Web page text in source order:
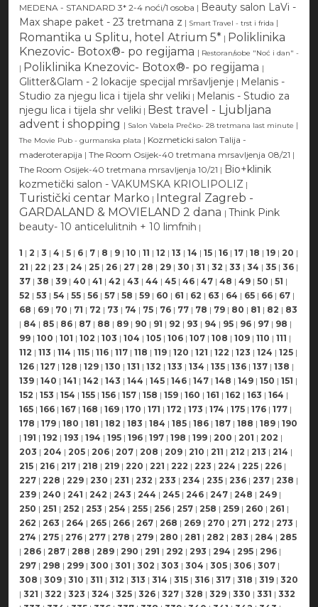
MEDENA - STANDARD 3* 2-4 noći/1 osoba | Beauty salon LaVi -
Max shape paket - 23 tretmana z | Smart Travel - trst i frida |
Romantika u Splitu, hotel Atrium 5* | Poliklinika
Knezovic- Botox®- po regijama | Restoran/sobe "Noć i dan" -
| Poliklinika Knezovic- Botox®- po regijama |
Glitter&Glam - 2 lokacije specijal mršavljenje | Melanis -
Studio za njegu lica i tijela shr veliki | Melanis - Studio za
njegu lica i tijela shr veliki | Best travel - Ljubljana
advent i shopping | Salon Vabela Prečko- 28 tretmana last minute |
The Movie Pub - gurmanska plata | Kozmeticki salon Talija -
maderoterapija | The Room Osijek-40 tretmana mrsavljenja 08/21 |
The Room Osijek-40 tretmana mrsavljenja 10/21 | Bio+klinik
kozmetički salon - VAKUMSKA KRIOLIPOLIZ |
Turistički centar Marko |
Integral Zagreb -
GARDALAND & MOVIELAND 2 dana | Think Pink
beauty- 10 anticelulitnih + 10 limfnih |
1 | 2 | 3 | 4 | 5 | 6 | 7 | 8 | 9 | 10 | 11 | 12 | 13 | 14 | 15 | 16 | 17 | 18 | 19 | 20 |
21 | 22 | 23 | 24 | 25 | 26 | 27 | 28 | 29 | 30 | 31 | 32 | 33 | 34 | 35 | 36 |
37 | 38 | 39 | 40 | 41 | 42 | 43 | 44 | 45 | 46 | 47 | 48 | 49 | 50 | 51 |
52 | 53 | 54 | 55 | 56 | 57 | 58 | 59 | 60 | 61 | 62 | 63 | 64 | 65 | 66 | 67 |
68 | 69 | 70 | 71 | 72 | 73 | 74 | 75 | 76 | 77 | 78 | 79 | 80 | 81 | 82 | 83
| 84 | 85 | 86 | 87 | 88 | 89 | 90 | 91 | 92 | 93 | 94 | 95 | 96 | 97 | 98 |
99 | 100 | 101 | 102 | 103 | 104 | 105 | 106 | 107 | 108 | 109 | 110 | 111 |
112 | 113 | 114 | 115 | 116 | 117 | 118 | 119 | 120 | 121 | 122 | 123 | 124 | 125 |
126 | 127 | 128 | 129 | 130 | 131 | 132 | 133 | 134 | 135 | 136 | 137 | 138 |
139 | 140 | 141 | 142 | 143 | 144 | 145 | 146 | 147 | 148 | 149 | 150 | 151 |
152 | 153 | 154 | 155 | 156 | 157 | 158 | 159 | 160 | 161 | 162 | 163 | 164 |
165 | 166 | 167 | 168 | 169 | 170 | 171 | 172 | 173 | 174 | 175 | 176 | 177 |
178 | 179 | 180 | 181 | 182 | 183 | 184 | 185 | 186 | 187 | 188 | 189 | 190
| 191 | 192 | 193 | 194 | 195 | 196 | 197 | 198 | 199 | 200 | 201 | 202 |
203 | 204 | 205 | 206 | 207 | 208 | 209 | 210 | 211 | 212 | 213 | 214 |
215 | 216 | 217 | 218 | 219 | 220 | 221 | 222 | 223 | 224 | 225 | 226 |
227 | 228 | 229 | 230 | 231 | 232 | 233 | 234 | 235 | 236 | 237 | 238 |
239 | 240 | 241 | 242 | 243 | 244 | 245 | 246 | 247 | 248 | 249 |
250 | 251 | 252 | 253 | 254 | 255 | 256 | 257 | 258 | 259 | 260 | 261 |
262 | 263 | 264 | 265 | 266 | 267 | 268 | 269 | 270 | 271 | 272 | 273 |
274 | 275 | 276 | 277 | 278 | 279 | 280 | 281 | 282 | 283 | 284 | 285
| 286 | 287 | 288 | 289 | 290 | 291 | 292 | 293 | 294 | 295 | 296 |
297 | 298 | 299 | 300 | 301 | 302 | 303 | 304 | 305 | 306 | 307 |
308 | 309 | 310 | 311 | 312 | 313 | 314 | 315 | 316 | 317 | 318 | 319 | 320
| 321 | 322 | 323 | 324 | 325 | 326 | 327 | 328 | 329 | 330 | 331 | 332